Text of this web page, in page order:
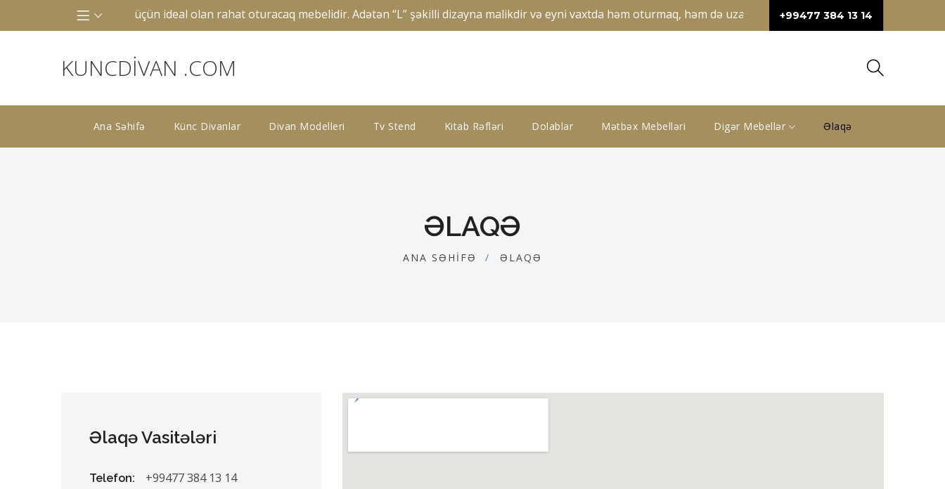
və ya böyük otaqlar üçün ideal olan rahat oturacaq mebelidir. Adətən “L” şəkilli dizayna malikdir və eyni vaxtda həm oturmaq, həm də uzanmaq üçün geniş sahə təqdim edir.
+99477 384 13 14
KUNCDIVAN .COM
Ana Səhifə Künc Divanlar Divan Modelleri Tv Stend Kitab Rəfləri Dolablar Mətbəx Mebelləri Digər Mebellər Əlaqə
ƏLAQƏ
ANA SƏHIFƏ ƏLAQƏ
Əlaqə Vasitələri
Telefon: +99477 384 13 14